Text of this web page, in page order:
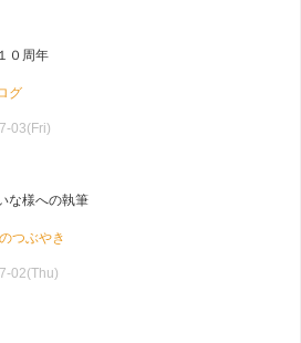
０周年
グ
03(Fri)
な様への執筆
つぶやき
02(Thu)